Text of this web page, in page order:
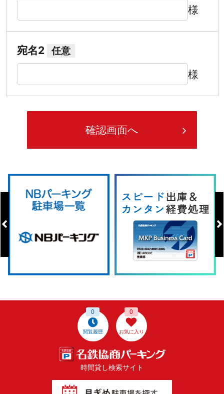
様
宛名2 任意
様
閲覧履歴
0
お気に入り
0
時間貸し検索サイト